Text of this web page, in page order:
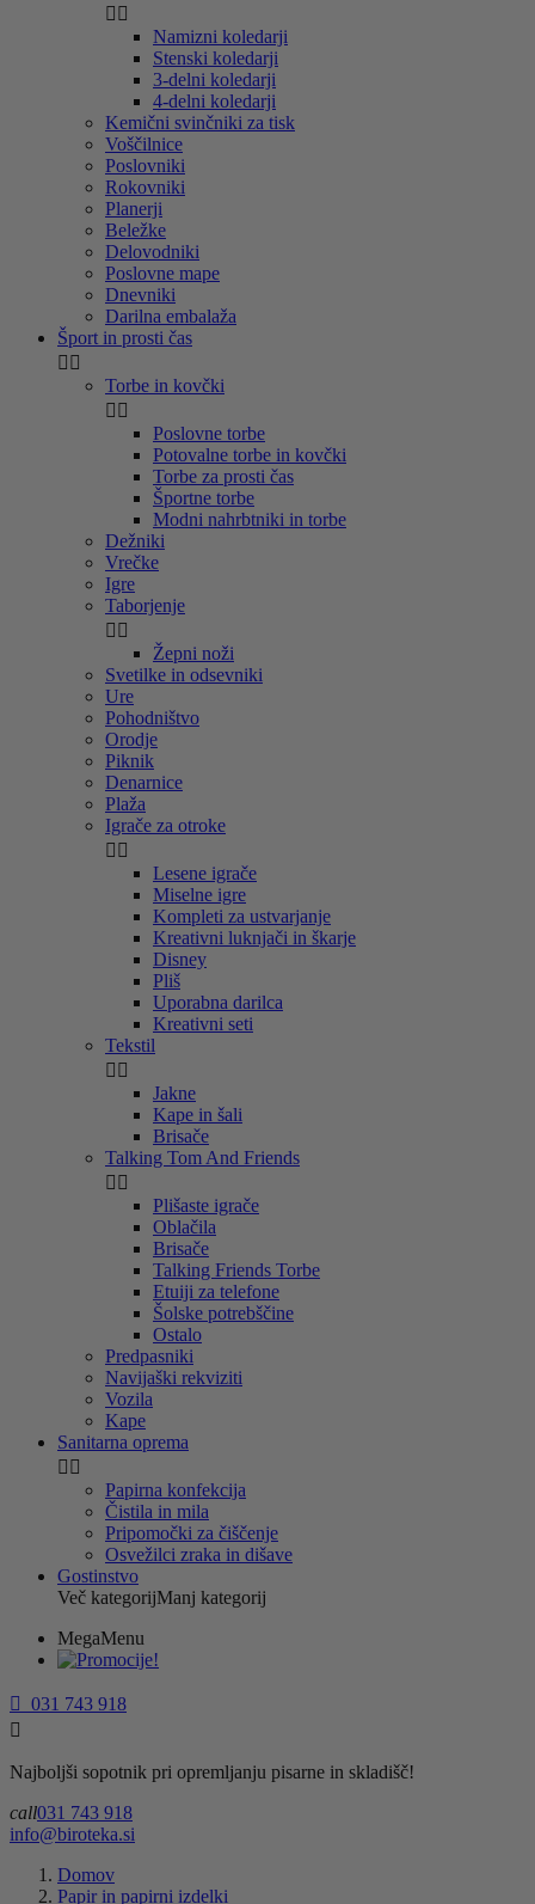
 
Namizni koledarji
Stenski koledarji
3-delni koledarji
4-delni koledarji
Kemični svinčniki za tisk
Voščilnice
Poslovniki
Rokovniki
Planerji
Beležke
Delovodniki
Poslovne mape
Dnevniki
Darilna embalaža
Šport in prosti čas
 
Torbe in kovčki
 
Poslovne torbe
Potovalne torbe in kovčki
Torbe za prosti čas
Športne torbe
Modni nahrbtniki in torbe
Dežniki
Vrečke
Igre
Taborjenje
 
Žepni noži
Svetilke in odsevniki
Ure
Pohodništvo
Orodje
Piknik
Denarnice
Plaža
Igrače za otroke
 
Lesene igrače
Miselne igre
Kompleti za ustvarjanje
Kreativni luknjači in škarje
Disney
Pliš
Uporabna darilca
Kreativni seti
Tekstil
 
Jakne
Kape in šali
Brisače
Talking Tom And Friends
 
Plišaste igrače
Oblačila
Brisače
Talking Friends Torbe
Etuiji za telefone
Šolske potrebščine
Ostalo
Predpasniki
Navijaški rekviziti
Vozila
Kape
Sanitarna oprema
 
Papirna konfekcija
Čistila in mila
Pripomočki za čiščenje
Osvežilci zraka in dišave
Gostinstvo
Več kategorijManj kategorij
MegaMenu

031 743 918

Najboljši sopotnik pri opremljanju pisarne in skladišč!
call031 743 918
info@biroteka.si
Domov
Papir in papirni izdelki